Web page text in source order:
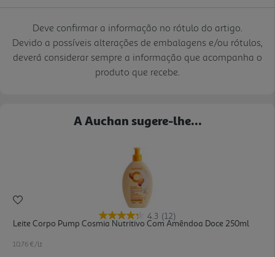
Deve confirmar a informação no rótulo do artigo.
Devido a possíveis alterações de embalagens e/ou rótulos,
deverá considerar sempre a informação que acompanha o
produto que recebe.
A Auchan sugere-lhe...
4.3 (12)
Leite Corpo Pump Cosmia Nutritivo Com Amêndoa Doce 250ml
10.76 €/Lt